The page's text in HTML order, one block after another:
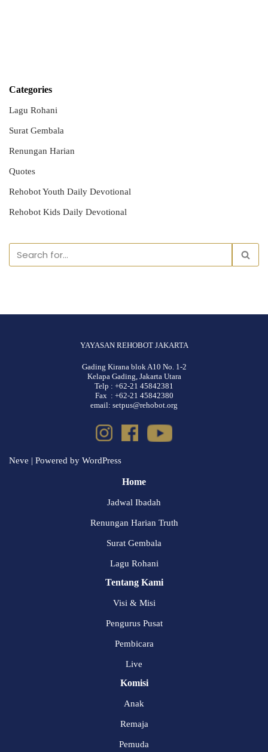
Categories
Lagu Rohani
Surat Gembala
Renungan Harian
Quotes
Rehobot Youth Daily Devotional
Rehobot Kids Daily Devotional
YAYASAN REHOBOT JAKARTA
Gading Kirana blok A10 No. 1-2
Kelapa Gading, Jakarta Utara
Telp : +62-21 45842381
Fax : +62-21 45842380
email: setpus@rehobot.org
Neve | Powered by WordPress
Home
Jadwal Ibadah
Renungan Harian Truth
Surat Gembala
Lagu Rohani
Tentang Kami
Visi & Misi
Pengurus Pusat
Pembicara
Live
Komisi
Anak
Remaja
Pemuda